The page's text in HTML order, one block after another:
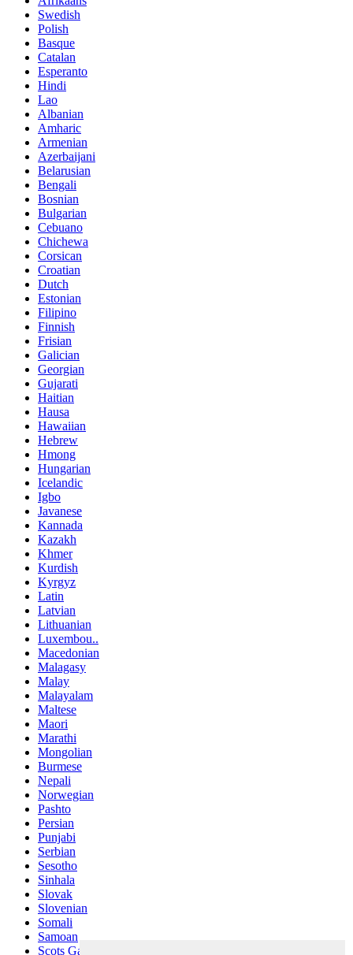
Swedish
Polish
Basque
Catalan
Esperanto
Hindi
Lao
Albanian
Amharic
Armenian
Azerbaijani
Belarusian
Bengali
Bosnian
Bulgarian
Cebuano
Chichewa
Corsican
Croatian
Dutch
Estonian
Filipino
Finnish
Frisian
Galician
Georgian
Gujarati
Haitian
Hausa
Hawaiian
Hebrew
Hmong
Hungarian
Icelandic
Igbo
Javanese
Kannada
Kazakh
Khmer
Kurdish
Kyrgyz
Latin
Latvian
Lithuanian
Luxembou..
Macedonian
Malagasy
Malay
Malayalam
Maltese
Maori
Marathi
Mongolian
Burmese
Nepali
Norwegian
Pashto
Persian
Punjabi
Serbian
Sesotho
Sinhala
Slovak
Slovenian
Somali
Samoan
Scots Gaelic